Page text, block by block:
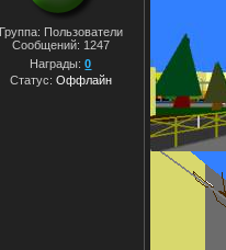
Группа: Пользователи
Сообщений: 1247
Награды:0
Статус: Оффлайн